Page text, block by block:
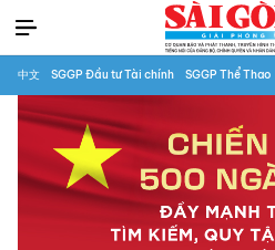
中文 SGGP Đầu tư Tài chính SGGP Thể Thao